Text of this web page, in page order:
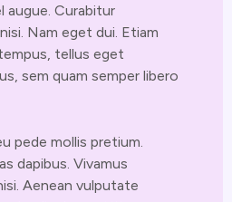
augue. Curabitur
Nam eget dui. Etiam
tellus eget
sem quam semper libero
pede mollis pretium.
dapibus. Vivamus
Aenean vulputate